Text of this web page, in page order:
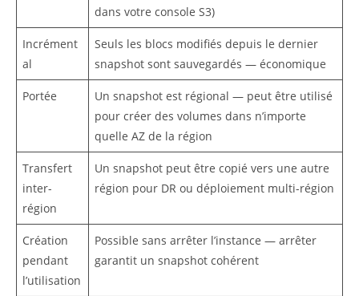
dans votre console S3)
Incrément
al
Seuls les blocs modifiés depuis le dernier
snapshot sont sauvegardés — économique
Portée
Un snapshot est régional — peut être utilisé
pour créer des volumes dans n’importe
quelle AZ de la région
Transfert
inter-
région
Un snapshot peut être copié vers une autre
région pour DR ou déploiement multi-région
Création
pendant
l’utilisation
Possible sans arrêter l’instance — arrêter
garantit un snapshot cohérent